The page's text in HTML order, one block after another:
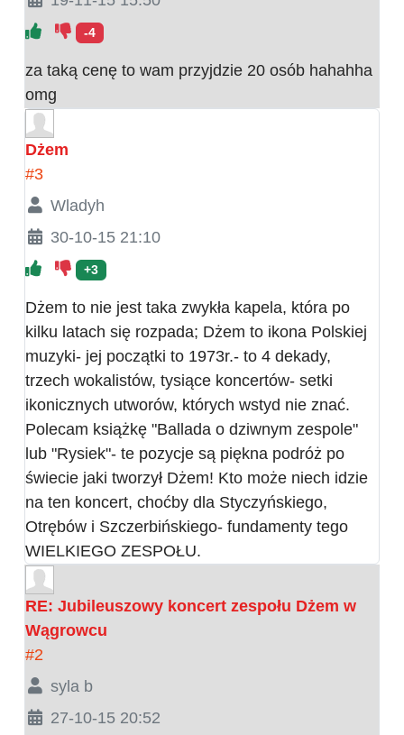
-4
za taką cenę to wam przyjdzie 20 osób hahahha
omg
Dżem
#3
Wladyh
30-10-15 21:10
+3
Dżem to nie jest taka zwykła kapela, która po
kilku latach się rozpada; Dżem to ikona Polskiej
muzyki- jej początki to 1973r.- to 4 dekady,
trzech wokalistów, tysiące koncertów- setki
ikonicznych utworów, których wstyd nie znać.
Polecam książkę "Ballada o dziwnym zespole"
lub "Rysiek"- te pozycje są piękna podróż po
świecie jaki tworzył Dżem! Kto może niech idzie
na ten koncert, choćby dla Styczyńskiego,
Otrębów i Szczerbińskiego- fundamenty tego
WIELKIEGO ZESPOŁU.
RE: Jubileuszowy koncert zespołu Dżem w
Wągrowcu
#2
syla b
27-10-15 20:52